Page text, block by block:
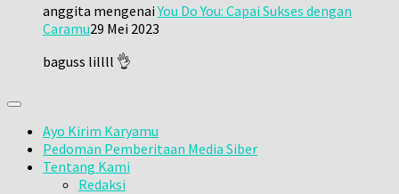
anggita mengenaiYou Do You: Capai Sukses dengan
Caramu29 Mei 2023
baguss lillll 👌
Ayo Kirim Karyamu
Pedoman Pemberitaan Media Siber
Tentang Kami
Redaksi